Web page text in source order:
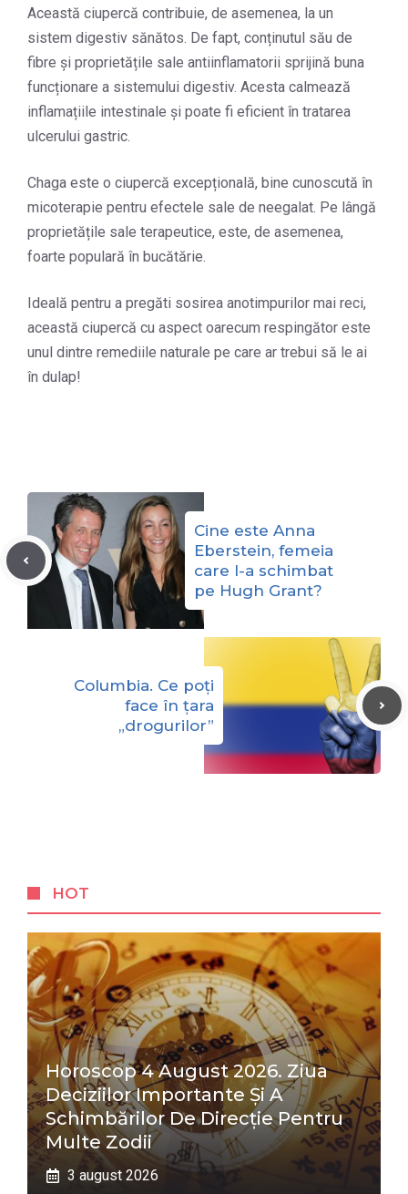
Această ciupercă contribuie, de asemenea, la un
sistem digestiv sănătos. De fapt, conținutul său de
fibre și proprietățile sale antiinflamatorii sprijină buna
funcționare a sistemului digestiv. Acesta calmează
inflamațiile intestinale și poate fi eficient în tratarea
ulcerului gastric.
Chaga este o ciupercă excepțională, bine cunoscută în
micoterapie pentru efectele sale de neegalat. Pe lângă
proprietățile sale terapeutice, este, de asemenea,
foarte populară în bucătărie.
Ideală pentru a pregăti sosirea anotimpurilor mai reci,
această ciupercă cu aspect oarecum respingător este
unul dintre remediile naturale pe care ar trebui să le ai
în dulap!
Cine este Anna
Eberstein, femeia
care l-a schimbat
pe Hugh Grant?
Columbia. Ce poți
face în țara
„drogurilor”
HOT
Horoscop 4 August 2026. Ziua
Deciziilor Importante Și A
Schimbărilor De Direcție Pentru
Multe Zodii
3 august 2026